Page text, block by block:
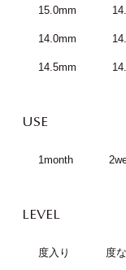
15.0mm
14.0mm
14.5mm
USE
1month
LEVEL
度入り 度